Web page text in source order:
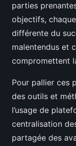
parties
objectifs,
différente du
malentendus et
compromettent
Pour pallier ces
des outils et
l’usage de
centralisation
partagée des